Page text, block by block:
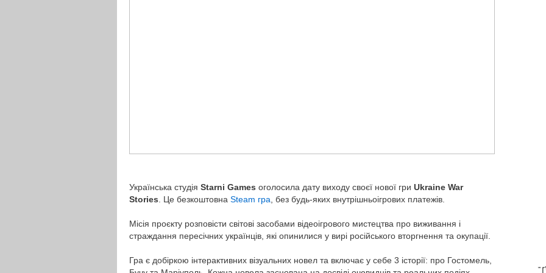
Українська студія Starni Games оголосила дату виходу своєї нової гри Ukraine War
Stories . Це безкоштовна Steam гра , без будь-яких внутрішньоігрових платежів.
Місія проєкту розповісти світові засобами відеоігрового мистецтва про виживання і
страждання пересічних українців, які опинилися у вирі російського вторгнення та окупації.
Гра є добіркою інтерактивних візуальних новел та включає у себе 3 історії: про Гостомель,